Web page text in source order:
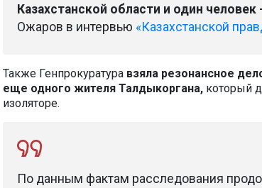
Казахстанской области и один
Ожаров в интервью «Казахстанской
Также Генпрокуратура взяла резонанс­ное
еще одного жителя Талдыкоргана, который
изоляторе.
По данным фактам расследования